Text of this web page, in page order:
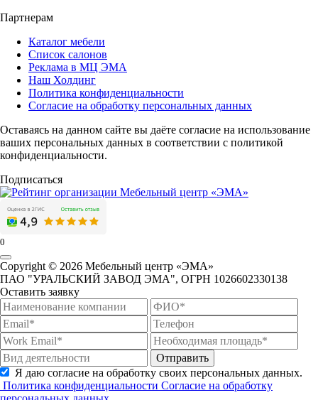
Партнерам
Каталог мебели
Список салонов
Реклама в МЦ ЭМА
Наш Холдинг
Политика конфиденциальности
Согласие на обработку персональных данных
Оставаясь на данном сайте вы даёте согласие на использование
ваших персональных данных в соответствии с политикой
конфиденциальности.
Подписаться
0
Copyright © 2026 Мебельный центр «ЭМА»
ПАО "УРАЛЬСКИЙ ЗАВОД ЭМА", ОГРН 1026602330138
Оставить заявку
Отправить
Я даю согласие на обработку своих персональных данных.
Политика конфиденциальности Согласие на обработку